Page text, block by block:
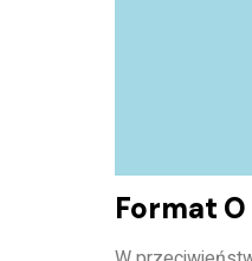
Format